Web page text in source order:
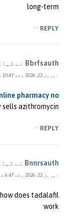
long-term
REPLY
Bbrfsauth نے کہا:
اپریل 22, 2026 وقت 10:47 صبح
pharmacy no
sells azithromycin
REPLY
Bnnrsauth نے کہا:
اپریل 22, 2026 وقت 6:47 شام
how does tadalafil
work